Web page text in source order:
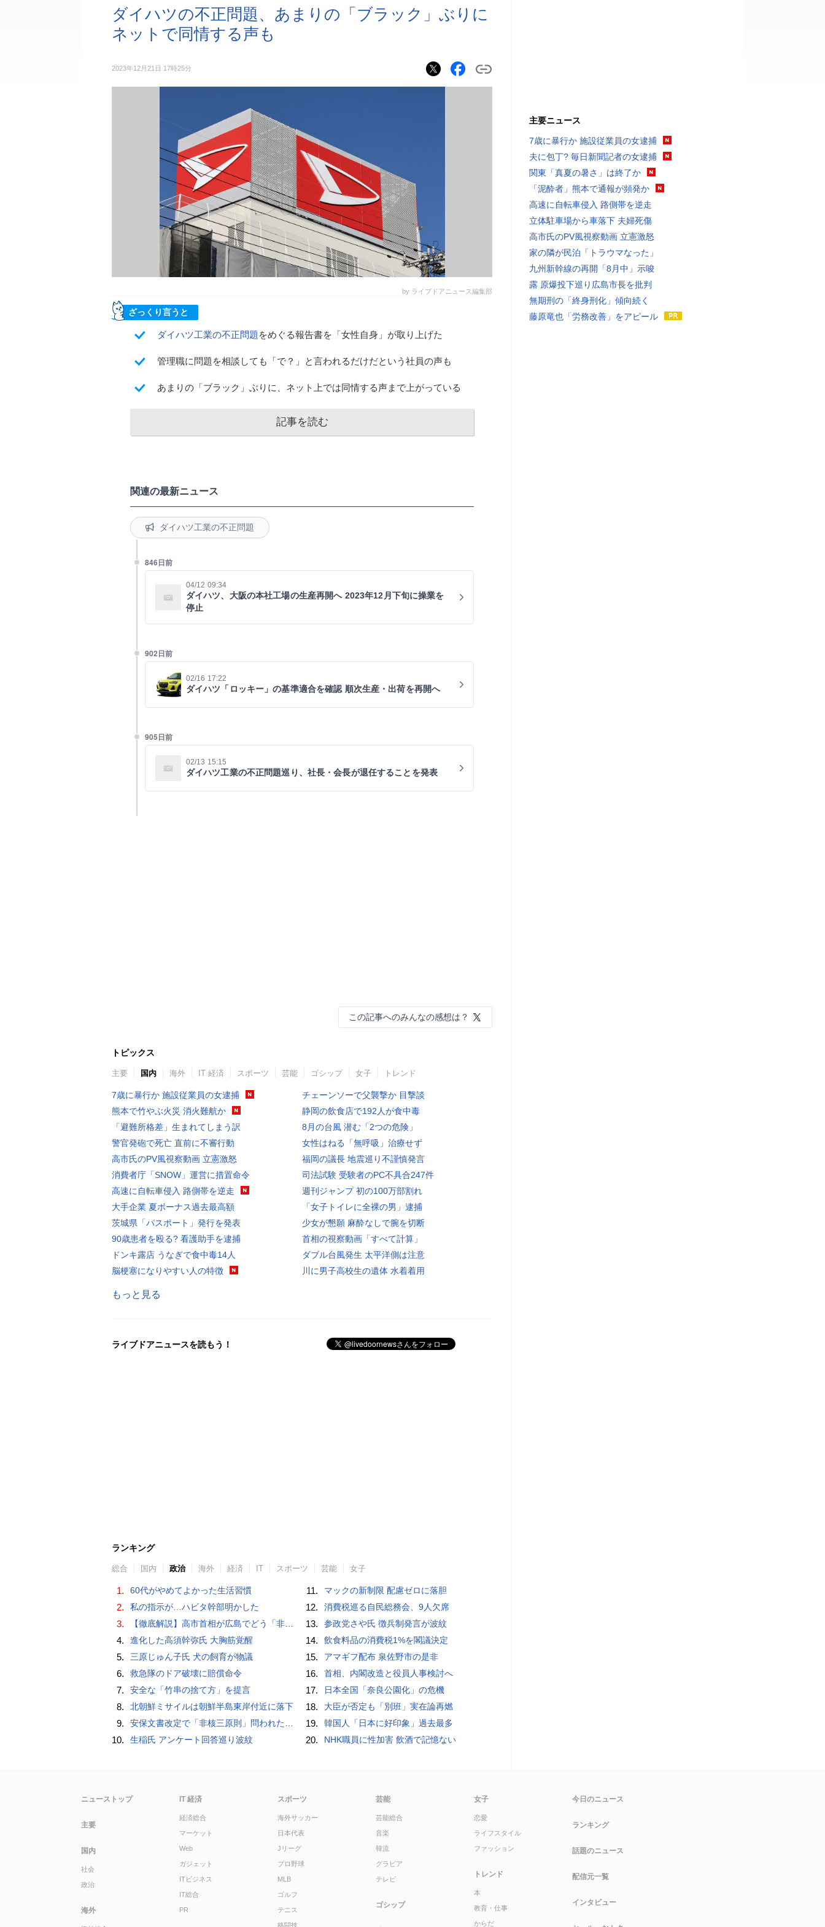
ダイハツの不正問題、あまりの「ブラック」ぶりに
ネットで同情する声も
2023年12月21日 17時25分
by ライブドアニュース編集部
ざっくり言うと
ダイハツ工業の不正問題 をめぐる報告書を「女性自身」が取り上げた
管理職に問題を相談しても「で？」と言われるだけだという社員の声も
あまりの「ブラック」ぶりに、ネット上では同情する声まで上がっている
記事を読む
関連の最新ニュース
ダイハツ工業の不正問題
846日前
04/12 09:34
ダイハツ、大阪の本社工場の生産再開へ 2023年12月下旬に操業を
停止
902日前
02/16 17:22
ダイハツ「ロッキー」の基準適合を確認 順次生産・出荷を再開へ
905日前
02/13 15:15
ダイハツ工業の不正問題巡り、社長・会長が退任することを発表
この記事へのみんなの感想は？
トピックス
主要 国内 海外 IT 経済 スポーツ 芸能 ゴシップ 女子 トレンド
7歳に暴行か 施設従業員の女逮捕
熊本で竹やぶ火災 消火難航か
「避難所格差」生まれてしまう訳
警官発砲で死亡 直前に不審行動
高市氏のPV風視察動画 立憲激怒
消費者庁「SNOW」運営に措置命令
高速に自転車侵入 路側帯を逆走
大手企業 夏ボーナス過去最高額
茨城県「パスポート」発行を発表
90歳患者を殴る? 看護助手を逮捕
ドンキ露店 うなぎで食中毒14人
脳梗塞になりやすい人の特徴
チェーンソーで父襲撃か 目撃談
静岡の飲食店で192人が食中毒
8月の台風 潜む「2つの危険」
女性はねる「無呼吸」治療せず
福岡の議長 地震巡り不謹慎発言
司法試験 受験者のPC不具合247件
週刊ジャンプ 初の100万部割れ
「女子トイレに全裸の男」逮捕
少女が懇願 麻酔なしで腕を切断
首相の視察動画「すべて計算」
ダブル台風発生 太平洋側は注意
川に男子高校生の遺体 水着着用
もっと見る
ライブドアニュースを読もう！
ランキング
総合 国内 政治 海外 経済 IT スポーツ 芸能 女子
1. 60代がやめてよかった生活習慣
2. 私の指示が…ハビタ幹部明かした
3. 【徹底解説】高市首相が広島でどう「非核三原則」言及？現状にとどめ将来は明言せず 著書では「邪魔になる」と主張
4. 進化した高須幹弥氏 大胸筋覚醒
5. 三原じゅん子氏 犬の飼育が物議
6. 救急隊のドア破壊に賠償命令
7. 安全な「竹串の捨て方」を提言
8. 北朝鮮ミサイルは朝鮮半島東岸付近に落下
9. 安保文書改定で「非核三原則」問われた高市首相、「私が予断することは差し控える」…堅持維持へ明言避ける
10. 生稲氏 アンケート回答巡り波紋
11. マックの新制限 配慮ゼロに落胆
12. 消費税巡る自民総務会、9人欠席
13. 参政党さや氏 徴兵制発言が波紋
14. 飲食料品の消費税1%を閣議決定
15. アマギフ配布 泉佐野市の是非
16. 首相、内閣改造と役員人事検討へ
17. 日本全国「奈良公園化」の危機
18. 大臣が否定も「別班」実在論再燃
19. 韓国人「日本に好印象」過去最多
20. NHK職員に性加害 飲酒で記憶ない
主要ニュース
7歳に暴行か 施設従業員の女逮捕
夫に包丁? 毎日新聞記者の女逮捕
関東「真夏の暑さ」は終了か
「泥酔者」熊本で通報が頻発か
高速に自転車侵入 路側帯を逆走
立体駐車場から車落下 夫婦死傷
高市氏のPV風視察動画 立憲激怒
家の隣が民泊「トラウマなった」
九州新幹線の再開「8月中」示唆
露 原爆投下巡り広島市長を批判
無期刑の「終身刑化」傾向続く
藤原竜也「労務改善」をアピール
ニューストップ
主要
国内
社会
政治
海外
IT 経済
経済総合
マーケット
Web
ガジェット
ITビジネス
IT総合
PR
スポーツ
海外サッカー
日本代表
Jリーグ
プロ野球
MLB
ゴルフ
テニス
格闘技
芸能
芸能総合
音楽
韓流
グラビア
テレビ
ゴシップ
女子
恋愛
ライフスタイル
ファッション
トレンド
本
教育・仕事
からだ
今日のニュース
ランキング
話題のニュース
配信元一覧
インタビュー